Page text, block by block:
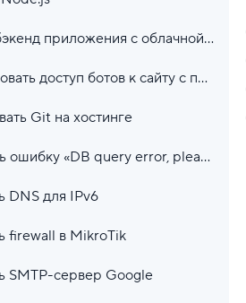
Интеграция бэкенд приложения с облачной инфраструктурой
Как заблокировать доступ ботов к сайту с помощью .htaccess
Git на хостинге
Как исправить ошибку «DB query error, please try later»
DNS для IPv6
firewall в MikroTik
SMTP-сервер Google